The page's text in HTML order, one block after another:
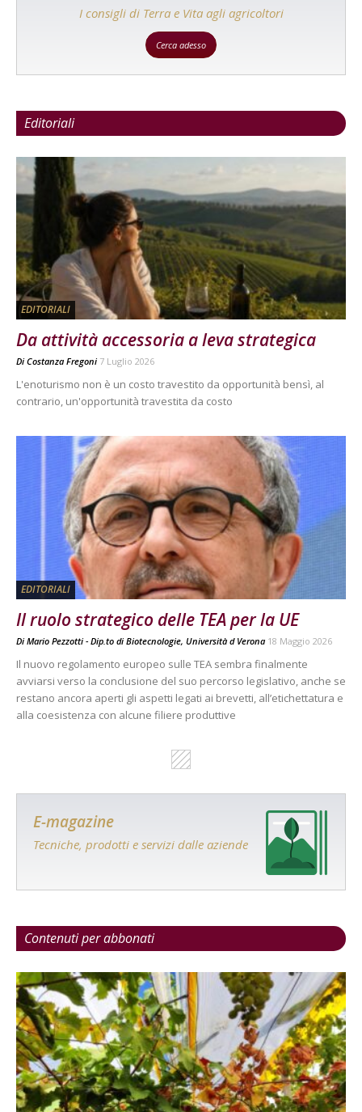
I consigli di Terra e Vita agli agricoltori
Cerca adesso
Editoriali
EDITORIALI
Da attività accessoria a leva strategica
Di Costanza Fregoni 7 Luglio 2026
L'enoturismo non è un costo travestito da opportunità bensì, al
contrario, un'opportunità travestita da costo
EDITORIALI
Il ruolo strategico delle TEA per la UE
Di Mario Pezzotti - Dip.to di Biotecnologie, Università d Verona 18 Maggio 2026
Il nuovo regolamento europeo sulle TEA sembra finalmente
avviarsi verso la conclusione del suo percorso legislativo, anche se
restano ancora aperti gli aspetti legati ai brevetti, all’etichettatura e
alla coesistenza con alcune filiere produttive
E-magazine
Tecniche, prodotti e servizi dalle aziende
Contenuti per abbonati